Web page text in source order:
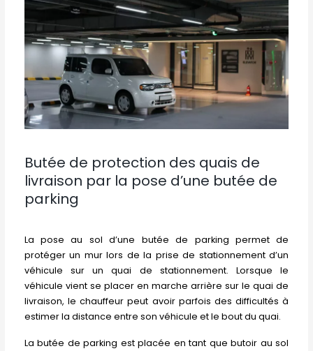
Butée de protection des quais de
livraison par la pose d’une butée de
parking
La pose au sol d’une butée de parking permet de
protéger un mur lors de la prise de stationnement d’un
véhicule sur un quai de stationnement. Lorsque le
véhicule vient se placer en marche arrière sur le quai de
livraison, le chauffeur peut avoir parfois des difficultés à
estimer la distance entre son véhicule et le bout du quai.
La butée de parking est placée en tant que butoir au sol